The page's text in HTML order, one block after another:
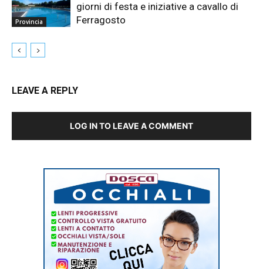
Provincia
giorni di festa e iniziative a cavallo di
Ferragosto
LEAVE A REPLY
LOG IN TO LEAVE A COMMENT